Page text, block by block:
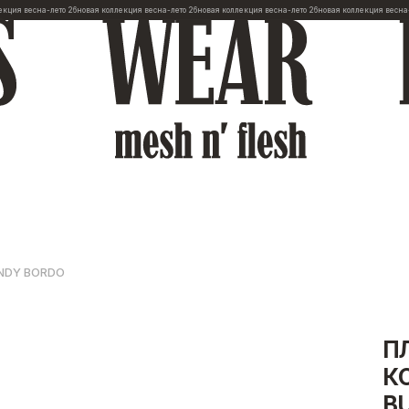
лето 26новая коллекция весна-лето 26новая коллекция весна-лето 26новая коллекция весна-лето 26
BORDO